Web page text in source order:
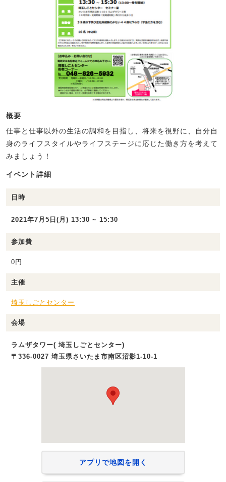
概要
仕事と仕事以外の生活の調和を目指し、将来を視野に、自分自
身のライフスタイルやライフステージに応じた働き方を考えて
みましょう！
イベント詳細
日時
2021年7月5日(月) 13:30 ~ 15:30
参加費
0円
主催
埼玉しごとセンター
会場
ラムザタワー( 埼玉しごとセンター)
〒336-0027 埼玉県さいたま市南区沼影1‐10‐1
アプリで地図を開く